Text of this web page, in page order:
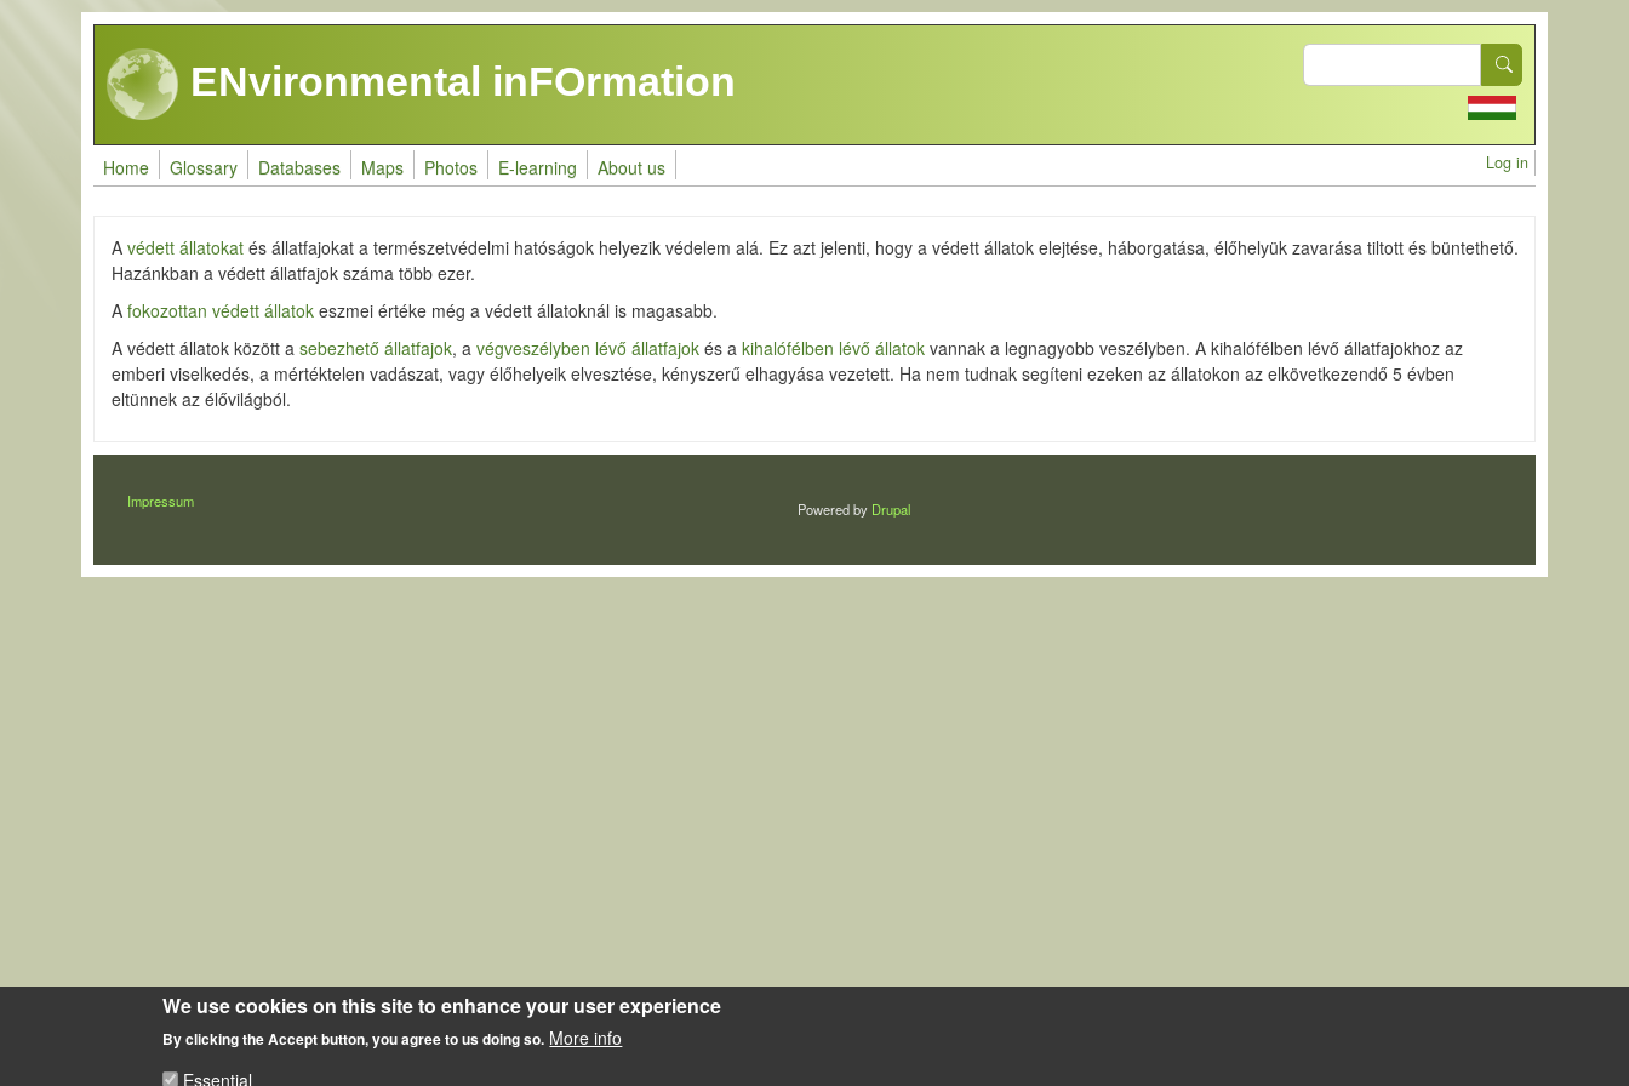
Skip to main content
ENvironmental inFOrmation
Search
Home Glossary Databases Maps Photos E-learning About us User
Log in
Avédett állatokat és állatfajokat a természetvédelmi hatóságok helyezik védelem alá. Ez azt jelenti, hogy a védett állatok elejtése, háborgatása, élőhelyük zavarása tiltott és büntethető.
Hazánkban a védett állatfajok száma több ezer.
Afokozottan védett állatok eszmei értéke még a védett állatoknál is magasabb.
A védett állatok között asebezhető állatfajok, avégveszélyben lévő állatfajok és akihalófélben lévő állatokvannak a legnagyobb veszélyben. A kihalófélben lévő állatfajokhoz az
emberi viselkedés, a mértéktelen vadászat, vagy élőhelyeik elvesztése, kényszerű elhagyása vezetett. Ha nem tudnak segíteni ezeken az állatokon az elkövetkezendő 5 évben
eltünnek az élővilágból.
LÁBLÉC
Impressum Powered by Drupal
We use cookies on this site to enhance your user experience
By clicking the Accept button, you agree to us doing so. More info
Essential